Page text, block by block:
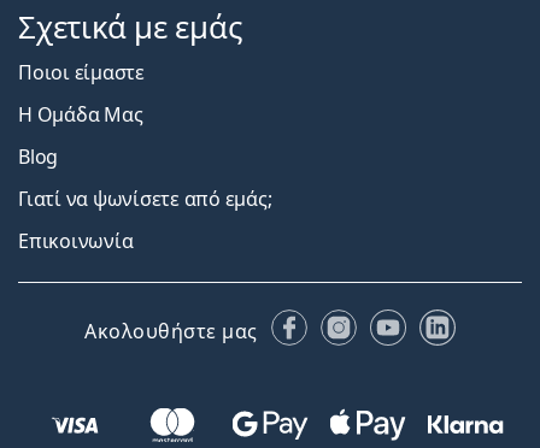
Σχετικά με εμάς
Ποιοι είμαστε
Η Ομάδα Μας
Blog
Γιατί να ψωνίσετε από εμάς;
Επικοινωνία
Ακολουθήστε μας FacebookInstagram
YouTubeLinkedIn